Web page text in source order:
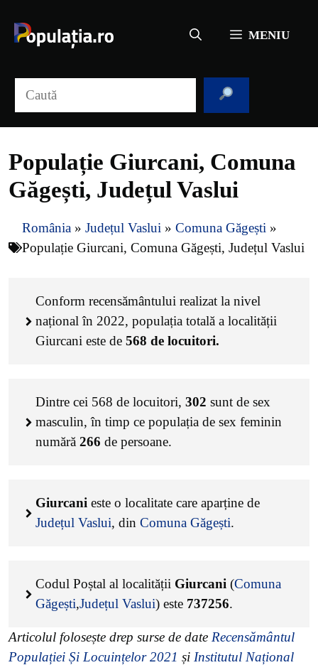
conținut
MENIU
Populație Giurcani, Comuna
Găgești, Județul Vaslui
România » Județul Vaslui » Comuna Găgești »
Populație Giurcani, Comuna Găgești, Județul Vaslui
Conform recensământului realizat la nivel
național în 2022, populația totală a localității
Giurcani este de 568 de locuitori.
Dintre cei 568 de locuitori, 302 sunt de sex
masculin, în timp ce populația de sex feminin
numără 266 de persoane.
Giurcani este o localitate care aparține de
Județul Vaslui, din Comuna Găgești.
Codul Poștal al localității Giurcani (Comuna
Găgești,Județul Vaslui) este 737256.
Articolul folosește drep surse de date Recensământul
Populației Și Locuințelor 2021 și Institutul Național